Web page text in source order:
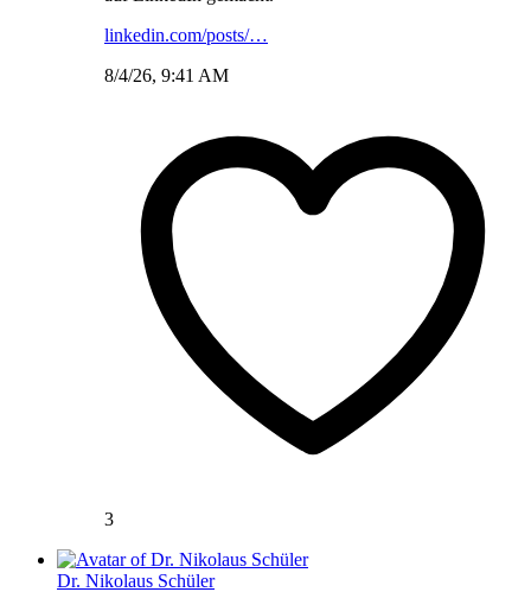
linkedin.com/posts/…
8/4/26, 9:41 AM
3
Dr. Nikolaus Schüler